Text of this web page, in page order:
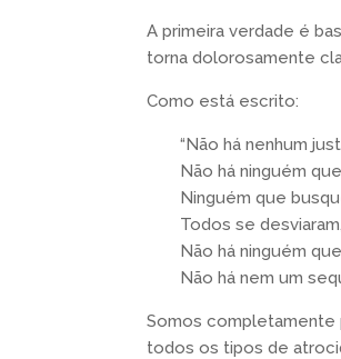
A primeira verdade é
torna dolorosamente
Como está escrito:
“Não há nenhum
Não há ninguém
Ninguém que
Todos se
Não há ninguém
Não há nem um
Somos completamente
todos os tipos de